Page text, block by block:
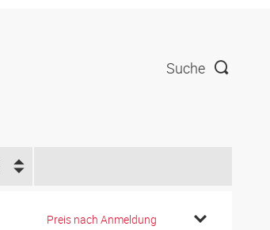
Suche
Preis nach Anmeldung